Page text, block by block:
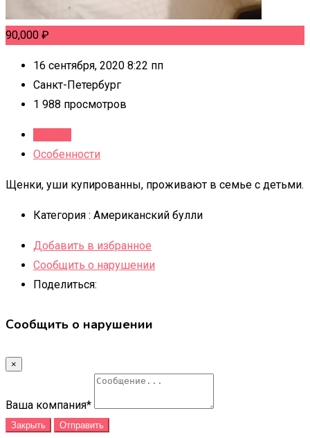
90,000 ₽
16 сентября, 2020 8:22 пп
Санкт-Петербург
1 988 просмотров
Особенности
Щенки, уши купированны, проживают в семье с детьми.
Категория : Американский булли
Добавить в избранное
Сообщить о нарушении
Поделиться:
Сообщить о нарушении
×
Ваша компания*
Закрыть Отправить